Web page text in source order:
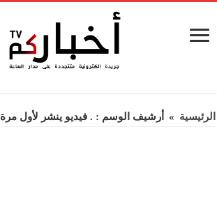
الرئيسية » أرشيف الوسم : . فيديو ينشر لأول مرة